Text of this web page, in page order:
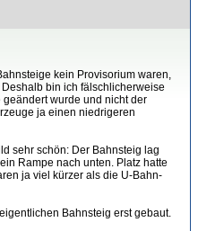
kein Provisorium waren,
bin ich fälschlicherweise
wurde und nicht der
ja einen niedrigeren
sehr schön: Der Bahnsteig lag
Rampe nach unten. Platz hatte
ja viel kürzer als die U-Bahn-
Bahnsteig erst gebaut.